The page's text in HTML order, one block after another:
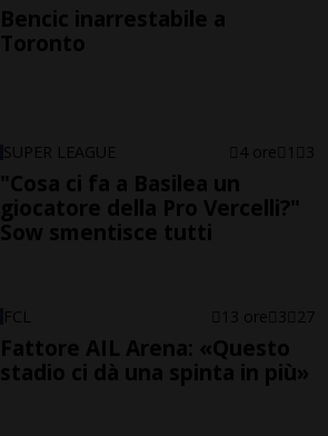
Bencic inarrestabile a
Toronto
SUPER LEAGUE 4 ore 1 3
"Cosa ci fa a Basilea un
giocatore della Pro Vercelli?"
Sow smentisce tutti
FCL 13 ore 3 27
Fattore AIL Arena: «Questo
stadio ci dà una spinta in più»